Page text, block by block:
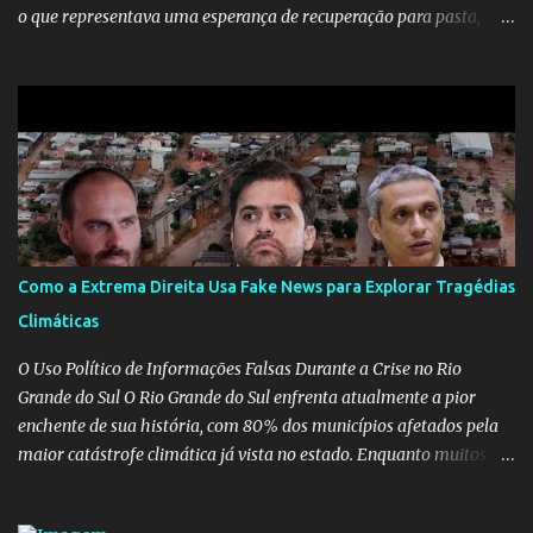
o que representava uma esperança de recuperação para pasta,
meio vai ter o seu terceiro ministro no comando, depois da
insensatez de Vélez e as loucuras ideológicas de Weintraub, parecia
que a ala influenciada por Olavo de Carvalho tinha perdido força
na gestão... Mas as mentiras de Carlos Alberto Decotelli podem
trazer mais problemas do que soluções a Educação brasileira,
afinal de contas como acreditar em algo proposto pelo novo
ministro sem imaginar que ele só esta querendo auferir vantagens
pessoais em uma pasta de tamanha envergadura e influência na
vida dos brasileiros. Evelin Azevedo escreveu brilhantemen...
Como a Extrema Direita Usa Fake News para Explorar Tragédias
Climáticas
O Uso Político de Informações Falsas Durante a Crise no Rio
Grande do Sul O Rio Grande do Sul enfrenta atualmente a pior
enchente de sua história, com 80% dos municípios afetados pela
maior catástrofe climática já vista no estado. Enquanto muitos se